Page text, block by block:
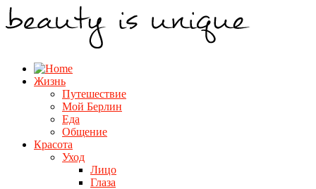
Жизнь
Путешествие
Мой Берлин
Еда
Общение
Красота
Уход
Лицо
Глаза